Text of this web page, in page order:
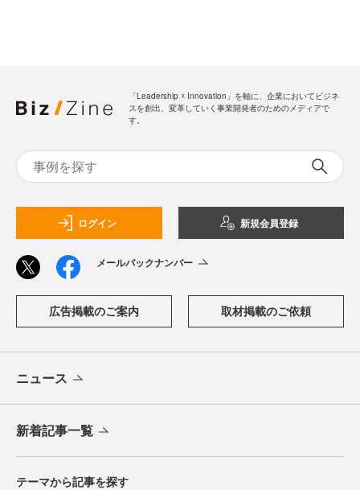
「Leadership ☓ Innovation」を軸に、企業においてビジネ
スを創出、変革していく事業開発者のためのメディアで
す。
ログイン 新規会員登録
メールバックナンバー
広告掲載のご案内 取材掲載のご依頼
ニュース
新着記事一覧
テーマから記事を探す